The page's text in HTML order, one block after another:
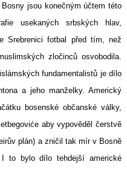
jsou konečným účtem této
usekaných srbských hlav,
Srebrenici fotbal před tím, než
zločinců osvobodila.
fundamentalistů je dílo
a jeho manželky. Americký
bosenské občanské války,
aby vypověděl čerstvě
plán) a zničil tak mír v Bosně
to bylo dílo tehdejší americké